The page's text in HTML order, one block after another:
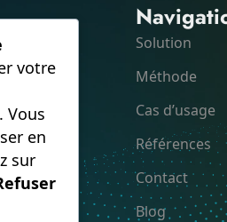
C’est la
Solution
Méthode
Cas d’usage
Références
Contact
Blog
votre
Vous
en
sur